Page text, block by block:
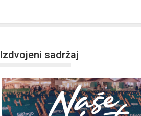
Izdvojeni sadržaj